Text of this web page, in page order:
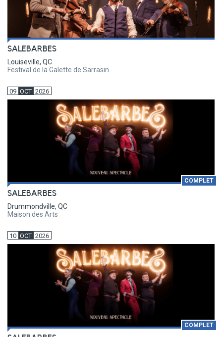
SALEBARBES
Louiseville, QC
Festival de la Galette de Sarrasin
09 OCT 2026
COMPLET
SALEBARBES
Drummondville, QC
Maison des Arts
10 OCT 2026
COMPLET